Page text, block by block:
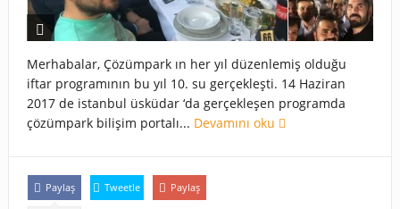
Merhabalar, Çözümpark ın her yıl düzenlemiş olduğu
iftar programının bu yıl 10. su gerçekleşti. 14 Haziran
2017 de istanbul üsküdar ‘da gerçekleşen programda
çözümpark bilişim portalı... Devamını oku
Paylaş Tweetle Paylaş